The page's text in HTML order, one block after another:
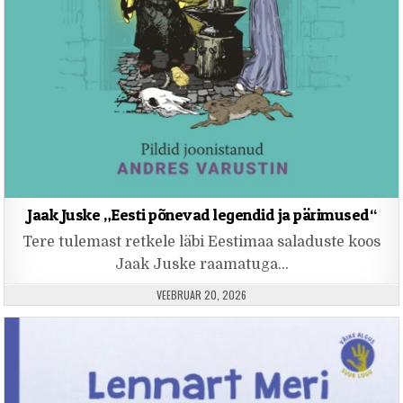
Jaak Juske „Eesti põnevad legendid ja pärimused“
Tere tulemast retkele läbi Eestimaa saladuste koos
Jaak Juske raamatuga…
PUBLISHED DATE:
VEEBRUAR 20, 2026